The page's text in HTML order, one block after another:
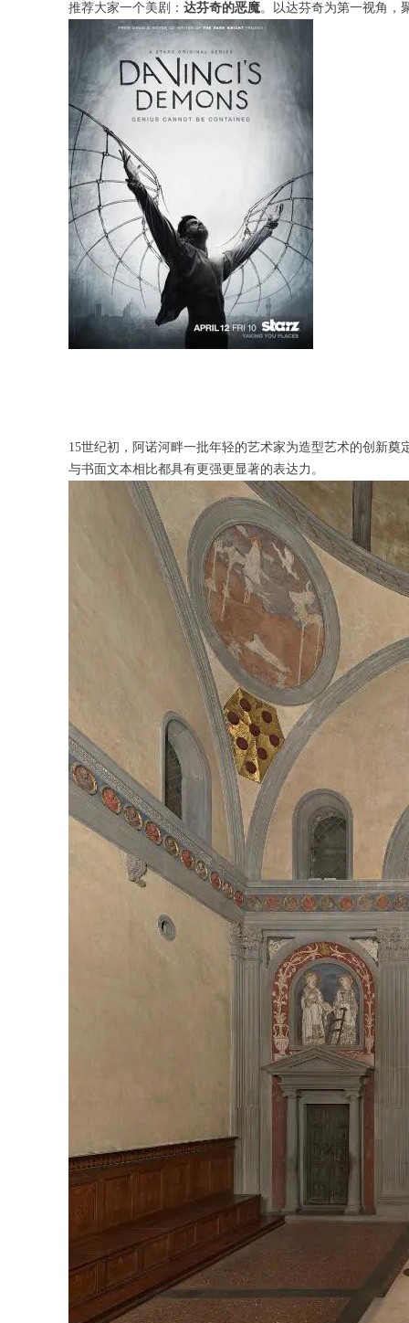
推荐大家一个美剧： 达芬奇的恶魔。以达芬奇为第一视角，
15世纪初，阿诺河畔一批年轻的艺术家为造型艺术的创新
与书面文本相比都具有更强更显著的表达力。